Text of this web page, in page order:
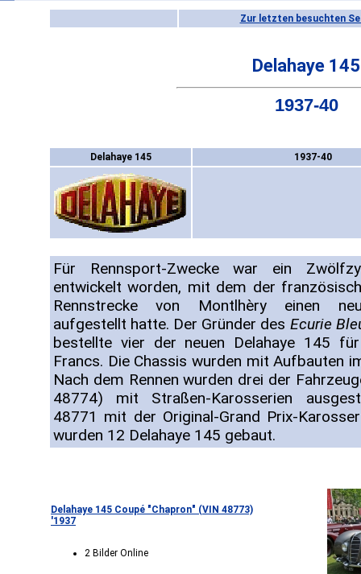
Zur letzten besuchten
Delahaye 145
1937-40
Delahaye 145 1937-40
Für Rennsport-Zwecke war ein
entwickelt worden, mit dem der
Rennstrecke von Montlhèry einen
aufgestellt hatte. Der Gründer des Ecurie
bestellte vier der neuen Delahaye 145
Francs. Die Chassis wurden mit Aufbauten
Nach dem Rennen wurden drei der
48774) mit Straßen-Karosserien
48771 mit der Original-Grand Prix-
wurden 12 Delahaye 145 gebaut.
Delahaye 145 Coupé "Chapron" (VIN 48773)
'1937
2 Bilder Online